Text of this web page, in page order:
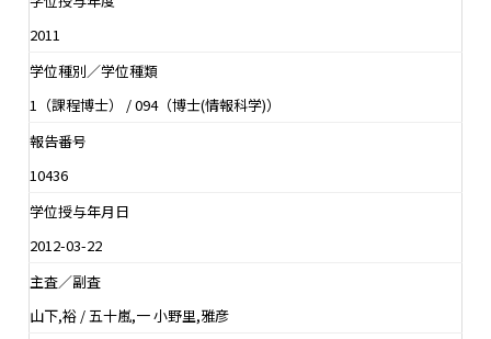
2011
学位種別／学位種類
1（課程博士） / 094（博士(情報科学)）
報告番号
10436
学位授与年月日
2012-03-22
主査／副査
山下,裕 / 五十嵐,一 小野里,雅彦